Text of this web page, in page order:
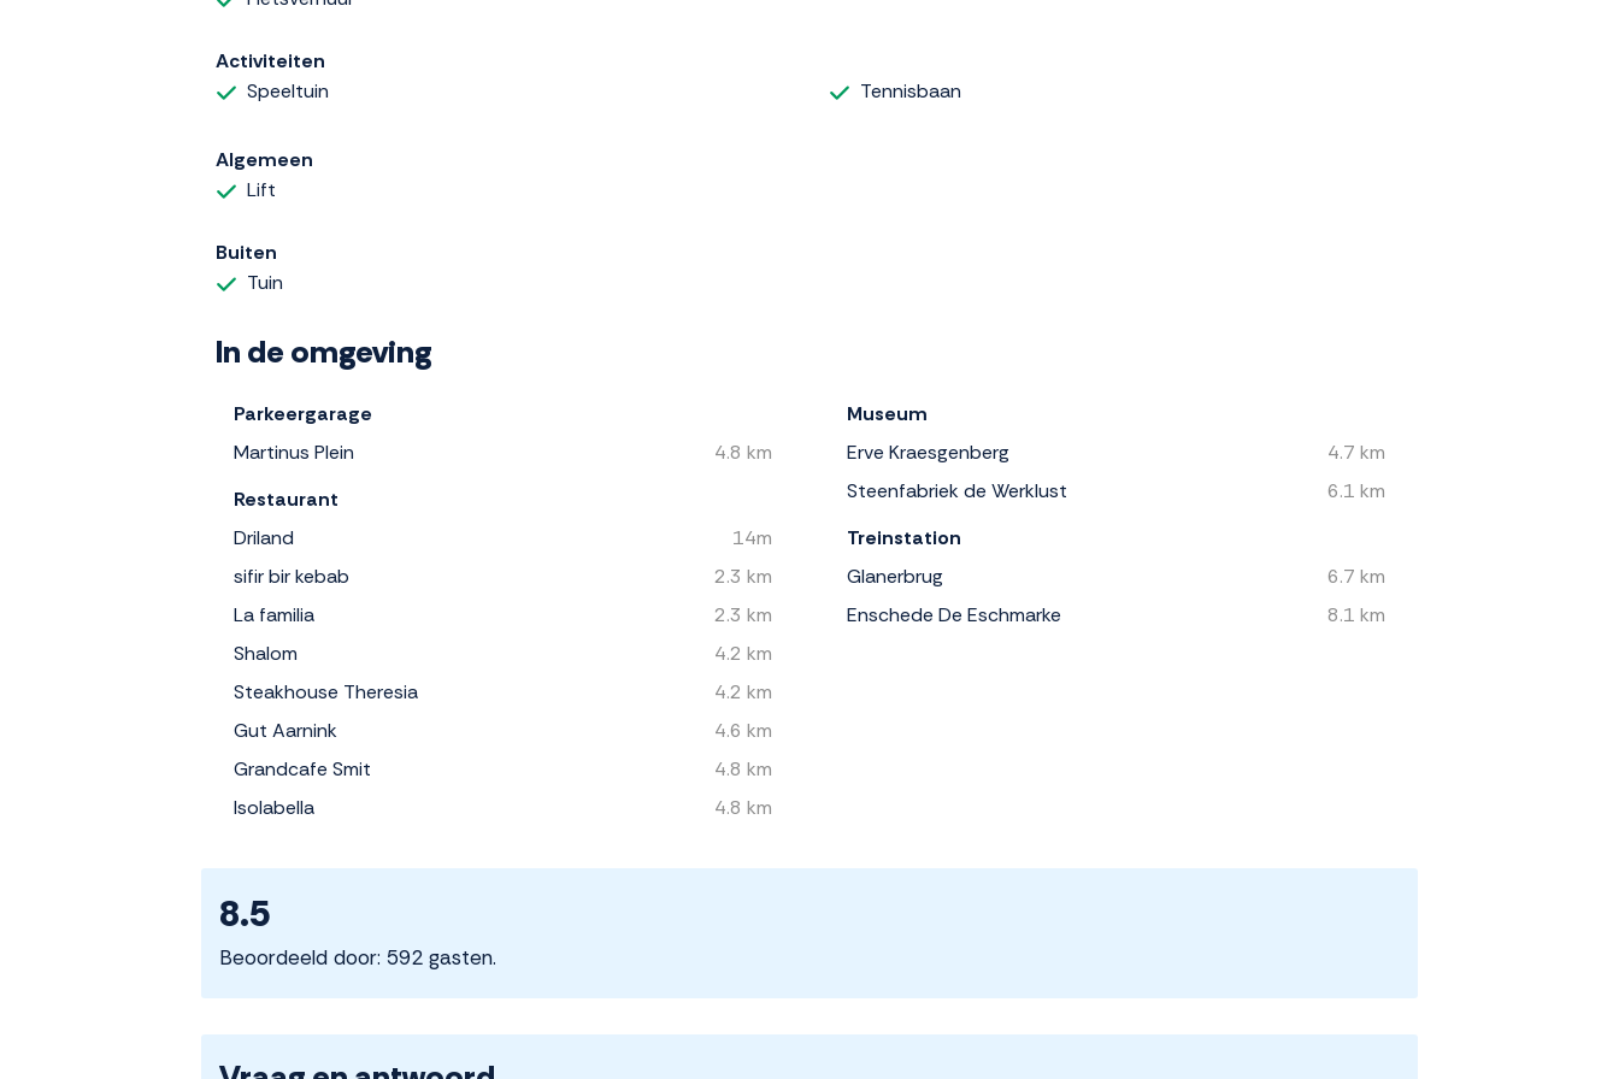
Activiteiten
Speeltuin
Tennisbaan
Algemeen
Lift
Buiten
Tuin
In de omgeving
Parkeergarage
Martinus Plein
4.8 km
Restaurant
Driland
14m
sifir bir kebab
2.3 km
La familia
2.3 km
Shalom
4.2 km
Steakhouse Theresia
4.2 km
Gut Aarnink
4.6 km
Grandcafe Smit
4.8 km
Isolabella
4.8 km
Museum
Erve Kraesgenberg
4.7 km
Steenfabriek de Werklust
6.1 km
Treinstation
Glanerbrug
6.7 km
Enschede De Eschmarke
8.1 km
8.5
Beoordeeld door: 592 gasten.